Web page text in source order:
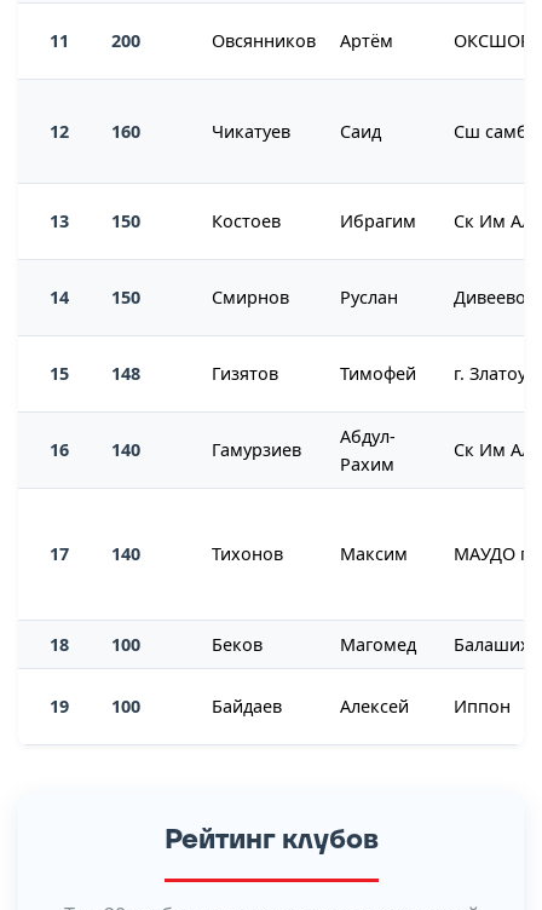
11 200 Овсянников Артём ОКСШОР
12 160 Чикатуев Саид Сш самбо
13 150 Костоев Ибрагим
14 150 Смирнов Руслан Дивеево
15 148 Гизятов Тимофей
16 140 Гамурзиев
Абдул-
Рахим
17 140 Тихонов Максим
18 100 Беков Магомед
19 100 Байдаев Алексей Иппон
Рейтинг клубов